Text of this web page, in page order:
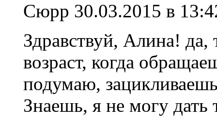
Сюрр 30.03.2015 в
Здравствуй, Алина! да,
возраст, когда
подумаю,
Знаешь, я не могу дать